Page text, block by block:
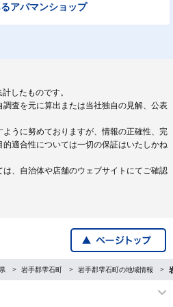
アパマンショップ
したものです。
査を元に算出または当社独自の見解、公表
うに努めておりますが、情報の正確性、完
適合性については一切の保証はいたしかね
、自治体や店舗のウェブサイトにてご確認
岩手郡雫石町 岩手郡雫石町の地域情報